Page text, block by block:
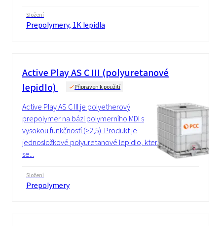
Složení
Prepolymery, 1K lepidla
Active Play AS C III (polyuretanové
lepidlo)
Připraven k použití
Active Play AS C III je polyetherový
prepolymer na bázi polymerního MDI s
vysokou funkčností (>2,5). Produkt je
jednosložkové polyuretanové lepidlo, které
se...
Složení
Prepolymery